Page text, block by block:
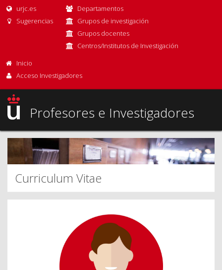
urjc.es
Sugerencias
Departamentos
Grupos de investigación
Grupos docentes
Centros/Institutos de Investigación
Inicio
Acceso Investigadores
Profesores e Investigadores
Curriculum Vitae